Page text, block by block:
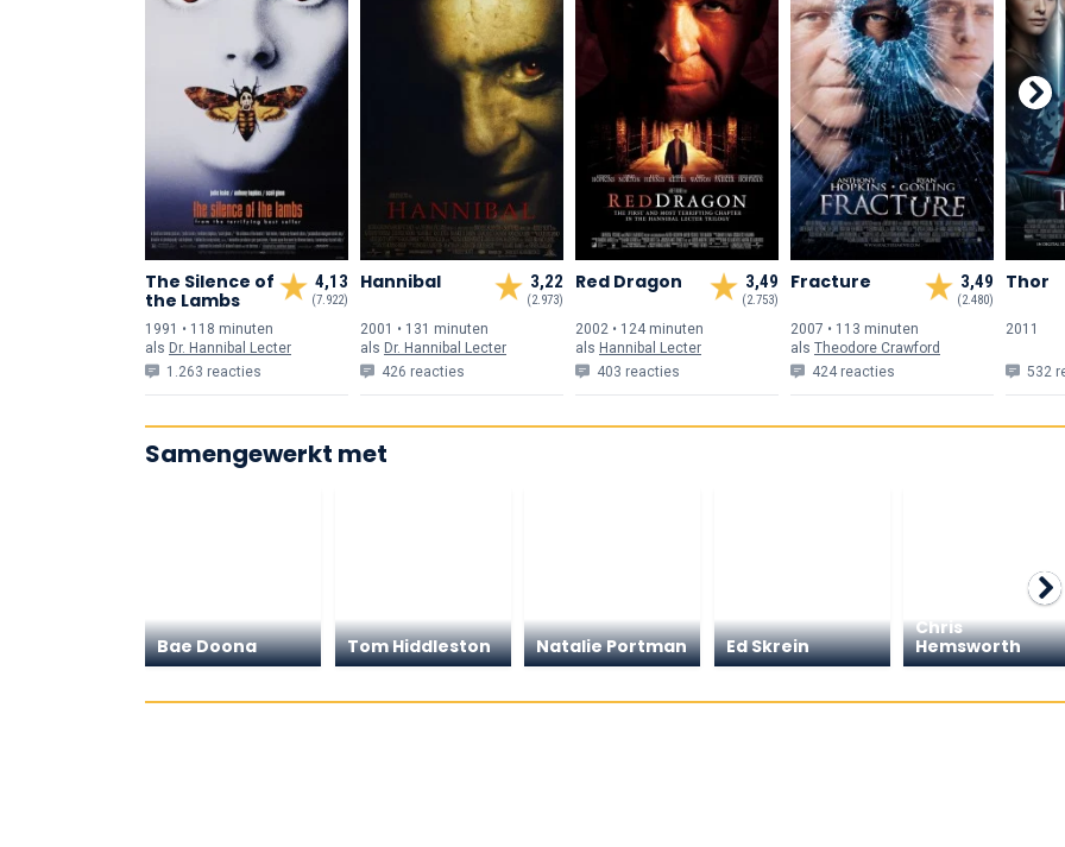
4,13
(7.922)
The Silence of
the Lambs
1991 • 118 minuten
als Dr. Hannibal Lecter
1.263 reacties
3,22
(2.973)
Hannibal
2001 • 131 minuten
als Dr. Hannibal Lecter
426 reacties
3,49
(2.753)
Red Dragon
2002 • 124 minuten
als Hannibal Lecter
403 reacties
3,49
(2.480)
Fracture
2007 • 113 minuten
als Theodore Crawford
424 reacties
Thor
2011
532
Samengewerkt met
Bae Doona Tom Hiddleston Natalie Portman Ed Skrein
Chris
Hemsworth